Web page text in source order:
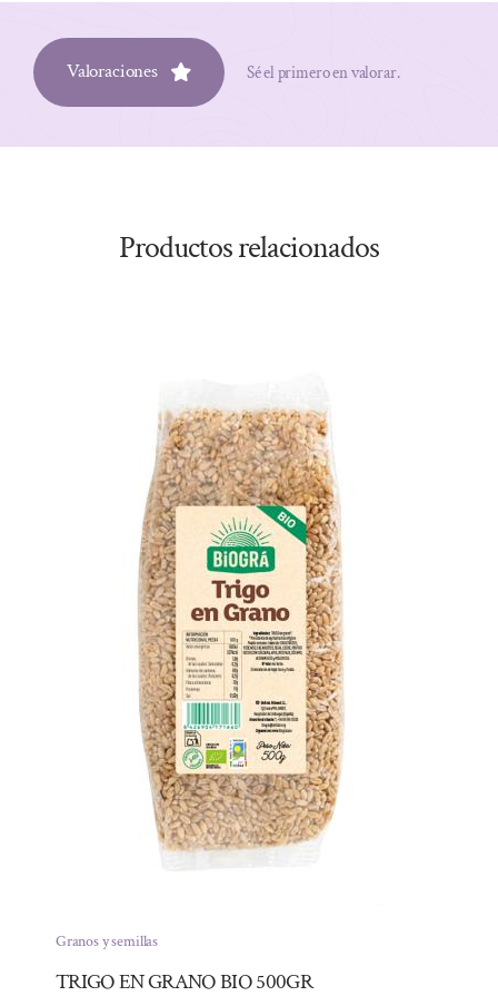
Valoraciones Sé el primero en valorar.
Productos relacionados
Granos y semillas
TRIGO EN GRANO BIO 500GR